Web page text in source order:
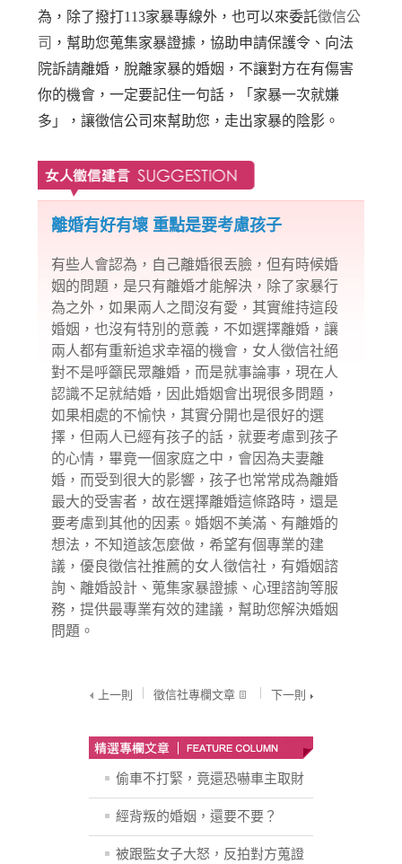
為，除了撥打113家暴專線外，也可以來委託徵信公
司 ，幫助您蒐集家暴證據，協助申請保護令、向法
院訴請離婚，脫離家暴的婚姻，不讓對方在有傷害
你的機會，一定要記住一句話，「家暴一次就嫌
多」，讓徵信公司來幫助您，走出家暴的陰影。
離婚有好有壞 重點是要考慮孩子
有些人會認為，自己離婚很丟臉，但有時候婚
姻的問題，是只有離婚才能解決，除了家暴行
為之外，如果兩人之間沒有愛，其實維持這段
婚姻，也沒有特別的意義，不如選擇離婚 ，讓
兩人都有重新追求幸福的機會，女人徵信社絕
對不是呼籲民眾離婚，而是就事論事，現在人
認識不足就結婚，因此婚姻會出現很多問題，
如果相處的不愉快，其實分開也是很好的選
擇，但兩人已經有孩子的話，就要考慮到孩子
的心情，畢竟一個家庭之中，會因為夫妻離
婚，而受到很大的影響，孩子也常常成為離婚
最大的受害者，故在選擇離婚這條路時，還是
要考慮到其他的因素。婚姻不美滿、有離婚的
想法，不知道該怎麼做，希望有個專業的建
議，優良徵信社推薦的女人徵信社，有婚姻諮
詢、離婚設計、蒐集家暴證據、心理諮詢等服
務，提供最專業有效的建議，幫助您解決婚姻
問題。
上一則 徵信社專欄文章 下一則
偷車不打緊，竟還恐嚇車主取財
經背叛的婚姻，還要不要？
被跟監女子大怒，反拍對方蒐證